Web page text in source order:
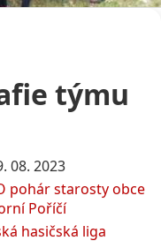
týmu
08. 2023
pohár starosty obce
Poříčí
hasičská liga